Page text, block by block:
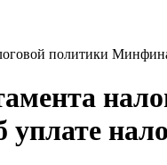
политики
уплате